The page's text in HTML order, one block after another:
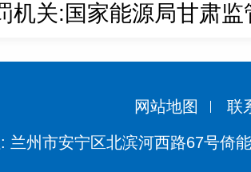
机关:国家能源局甘肃监
网站地图 联
兰州市安宁区北滨河西路67号倚